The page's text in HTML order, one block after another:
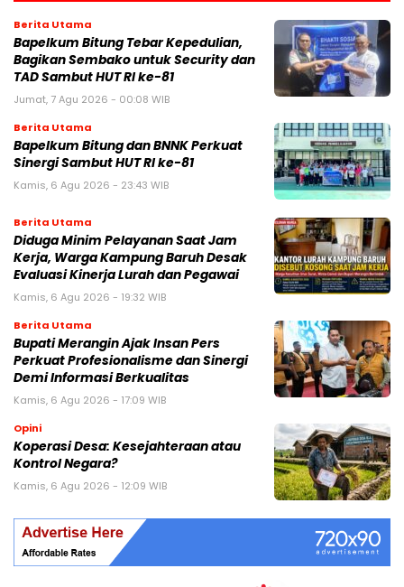
Berita Utama
Bapelkum Bitung Tebar Kepedulian,
Bagikan Sembako untuk Security dan
TAD Sambut HUT RI ke-81
Jumat, 7 Agu 2026 - 00:08 WIB
Berita Utama
Bapelkum Bitung dan BNNK Perkuat
Sinergi Sambut HUT RI ke-81
Kamis, 6 Agu 2026 - 23:43 WIB
Berita Utama
Diduga Minim Pelayanan Saat Jam
Kerja, Warga Kampung Baruh Desak
Evaluasi Kinerja Lurah dan Pegawai
Kamis, 6 Agu 2026 - 19:32 WIB
Berita Utama
Bupati Merangin Ajak Insan Pers
Perkuat Profesionalisme dan Sinergi
Demi Informasi Berkualitas
Kamis, 6 Agu 2026 - 17:09 WIB
Opini
Koperasi Desa: Kesejahteraan atau
Kontrol Negara?
Kamis, 6 Agu 2026 - 12:09 WIB